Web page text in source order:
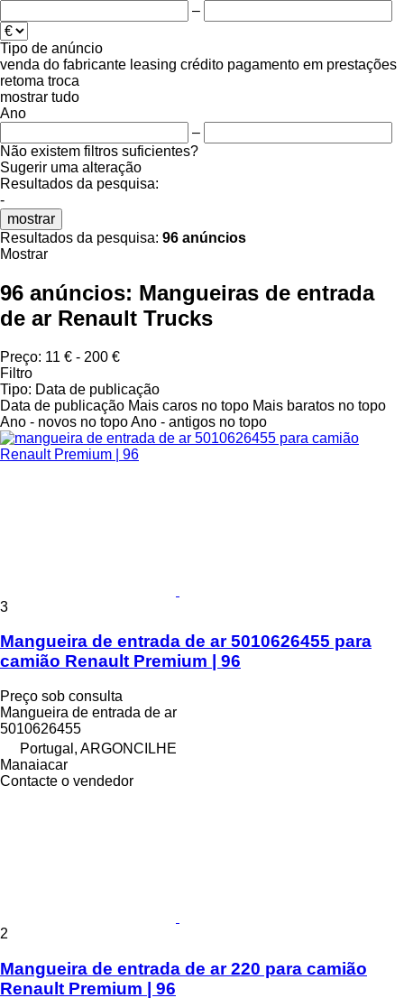
–
Tipo de anúncio
venda do fabricante leasing crédito pagamento em prestações
retoma troca
mostrar tudo
Ano
–
Não existem filtros suficientes?
Sugerir uma alteração
Resultados da pesquisa:
-
mostrar
Resultados da pesquisa: 96 anúncios
Mostrar
96 anúncios: Mangueiras de entrada
de ar Renault Trucks
Preço: 11 € - 200 €
Filtro
Tipo: Data de publicação
Data de publicação Mais caros no topo Mais baratos no topo
Ano - novos no topoAno - antigos no topo
3
Mangueira de entrada de ar 5010626455 para
camião Renault Premium | 96
Preço sob consulta
Mangueira de entrada de ar
5010626455
Portugal, ARGONCILHE
Manaiacar
Contacte o vendedor
2
Mangueira de entrada de ar 220 para camião
Renault Premium | 96